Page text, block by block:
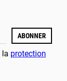
ABONNER
la protection